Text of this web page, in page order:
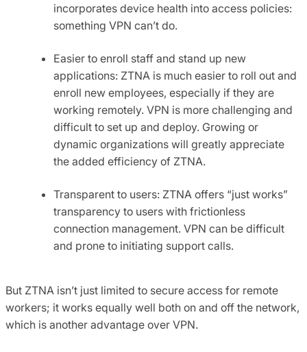
incorporates device health into access policies:
something VPN can’t do.
Easier to enroll staff and stand up new
applications: ZTNA is much easier to roll out and
enroll new employees, especially if they are
working remotely. VPN is more challenging and
difficult to set up and deploy. Growing or
dynamic organizations will greatly appreciate
the added efficiency of ZTNA.
Transparent to users: ZTNA offers “just works”
transparency to users with frictionless
connection management. VPN can be difficult
and prone to initiating support calls.
But ZTNA isn’t just limited to secure access for remote
workers; it works equally well both on and off the network,
which is another advantage over VPN.